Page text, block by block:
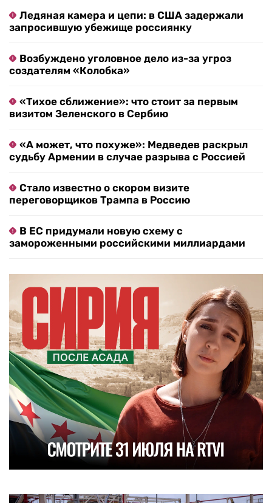
Ледяная камера и цепи: в США задержали
запросившую убежище россиянку
Возбуждено уголовное дело из-за угроз
создателям «Колобка»
«Тихое сближение»: что стоит за первым
визитом Зеленского в Сербию
«А может, что похуже»: Медведев раскрыл
судьбу Армении в случае разрыва с Россией
Стало известно о скором визите
переговорщиков Трампа в Россию
В ЕС придумали новую схему с
замороженными российскими миллиардами